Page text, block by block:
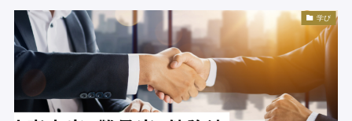
学び